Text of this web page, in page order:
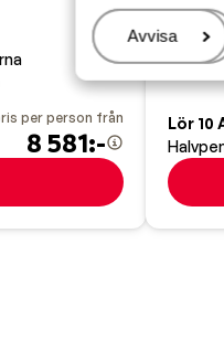
Hantera
Avvisa
per person från
8 581:-
Lör 10